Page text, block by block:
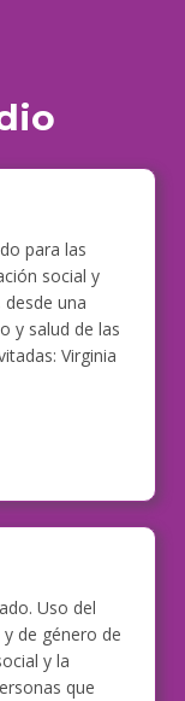
para las
social y
una
y salud de las
Virginia
Uso del
de género de
y la
que